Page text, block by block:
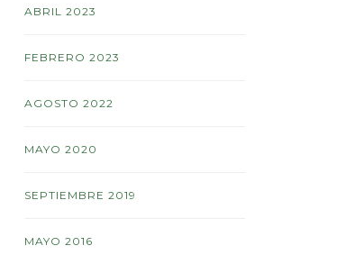
ABRIL 2023
FEBRERO 2023
AGOSTO 2022
MAYO 2020
SEPTIEMBRE 2019
MAYO 2016